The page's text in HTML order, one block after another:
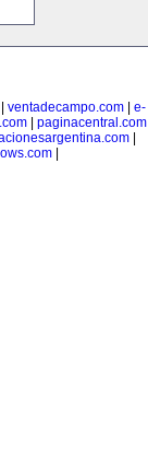
ventadecampo.com
e-
| paginacentral.com|
|